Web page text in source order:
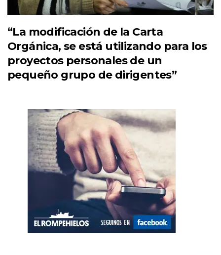
“La modificación de la Carta
Orgánica, se está utilizando para los
proyectos personales de un
pequeño grupo de dirigentes”